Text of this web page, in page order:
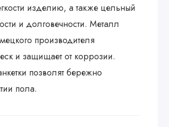
изделию, а также цельный
и долговечности. Металл
производителя
и защищает от коррозии.
позволят бережно
пола.